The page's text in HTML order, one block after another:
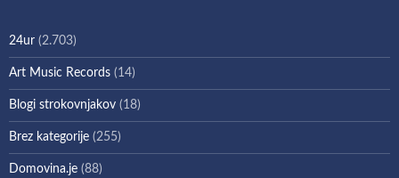
24ur (2.703)
Art Music Records (14)
Blogi strokovnjakov (18)
Brez kategorije (255)
Domovina.je (88)